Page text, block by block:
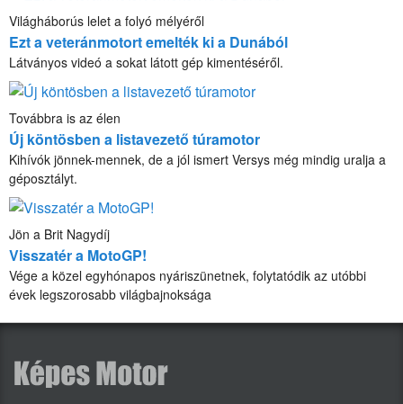
Világháborús lelet a folyó mélyéről
Ezt a veteránmotort emelték ki a Dunából
Látványos videó a sokat látott gép kimentéséről.
Továbbra is az élen
Új köntösben a listavezető túramotor
Kihívók jönnek-mennek, de a jól ismert Versys még mindig uralja a
géposztályt.
Jön a Brit Nagydíj
Visszatér a MotoGP!
Vége a közel egyhónapos nyáriszünetnek, folytatódik az utóbbi
évek legszorosabb világbajnoksága